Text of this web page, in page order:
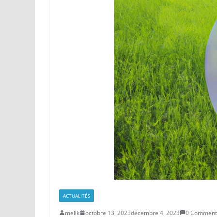
ACTUALITÉS
melik octobre 13, 2023décembre 4, 2023 0